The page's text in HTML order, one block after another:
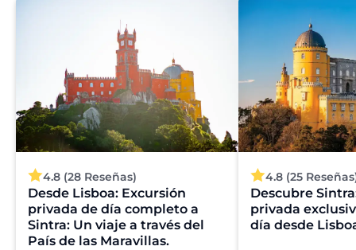
4.8 (28 Reseñas)
Desde Lisboa: Excursión
privada de día completo a
Sintra: Un viaje a través del
País de las Maravillas.
4.8 (25
Descubre
privada
día desde